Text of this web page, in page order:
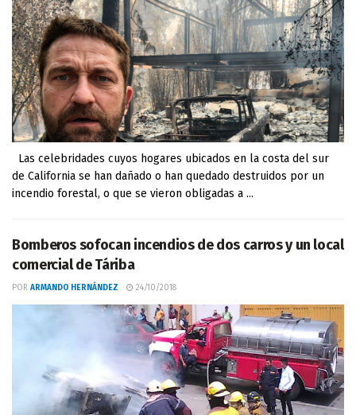
Las celebridades cuyos hogares ubicados en la costa del sur
de California se han dañado o han quedado destruidos por un
incendio forestal, o que se vieron obligadas a ...
Bomberos sofocan incendios de dos carros y un local
comercial de Táriba
POR ARMANDO HERNÁNDEZ 24/10/2018